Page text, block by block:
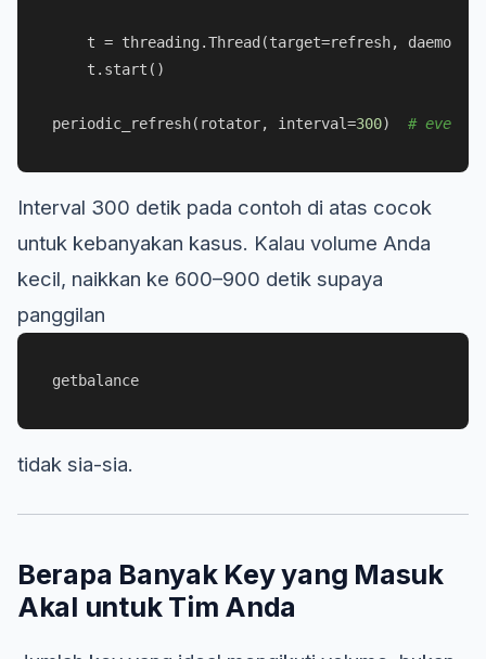
    t = threading.Thread(target=refresh, daemon=
    t.start()
periodic_refresh(rotator, interval=300) # every
Interval 300 detik pada contoh di atas cocok
untuk kebanyakan kasus. Kalau volume Anda
kecil, naikkan ke 600–900 detik supaya
panggilan
getbalance
tidak sia-sia.
Berapa Banyak Key yang Masuk
Akal untuk Tim Anda